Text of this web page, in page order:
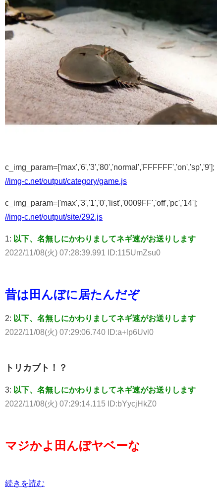
c_img_param=['max','6','3','80','normal','FFFFFF','on','sp','9'];
//img-c.net/output/category/game.js
c_img_param=['max','3','1','0','list','0009FF','off','pc','14'];
//img-c.net/output/site/292.js
1: 以下、名無しにかわりましてネギ速がお送りします
2022/11/08(火) 07:28:39.991 ID:115UmZsu0
昔は田んぼに居たんだぞ
2: 以下、名無しにかわりましてネギ速がお送りします
2022/11/08(火) 07:29:06.740 ID:a+lp6Uvl0
トリカブト！？
3: 以下、名無しにかわりましてネギ速がお送りします
2022/11/08(火) 07:29:14.115 ID:bYycjHkZ0
マジかよ田んぼヤベーな
続きを読む